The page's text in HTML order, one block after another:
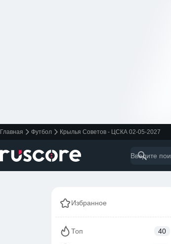
Главная Футбол Крылья Советов - ЦСКА 02-05-2027
Избранное
Топ 40